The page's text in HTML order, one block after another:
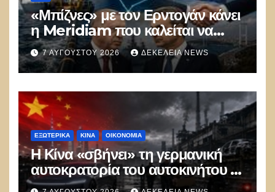
«Μπίζνες» με τον Ερντογάν κάνει
η Meridiam που καλείται να
ξεμπλοκάρει το καλώδιο
Ελλάδας–Κύπρου
7 ΑΥΓΟΎΣΤΟΥ 2026 ΔΕΚΈΛΕΙΑ NEWS
ΕΞΩΤΕΡΙΚΑ ΚΊΝΑ ΟΙΚΟΝΟΜΙΑ
Η Κίνα «σβήνει» τη γερμανική
αυτοκρατορία του αυτοκινήτου –
100.000 απολύσεις, λουκέτα και